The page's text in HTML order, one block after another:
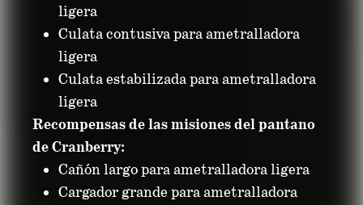
ligera
Culata contusiva para ametralladora
ligera
Culata estabilizada para ametralladora
ligera
Recompensas de las misiones del pantano
de Cranberry:
Cañón largo para ametralladora ligera
Cargador grande para ametralladora